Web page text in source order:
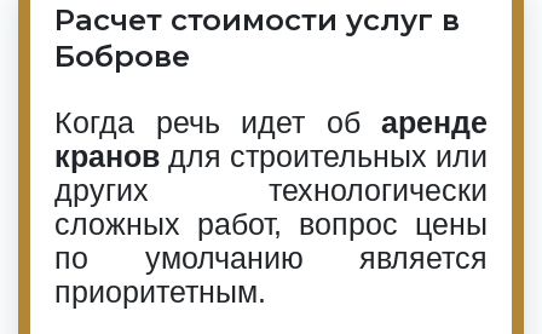
Расчет стоимости услуг в
Боброве
Когда речь идет об аренде
кранов для строительных или
других технологически
сложных работ, вопрос цены
по умолчанию является
приоритетным.